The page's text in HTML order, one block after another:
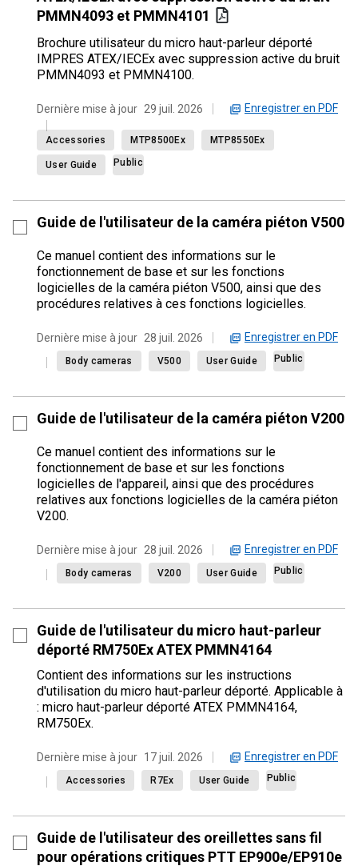
PMMN4093 et PMMN4101
Brochure utilisateur du micro haut-parleur déporté
IMPRES ATEX/IECEx avec suppression active du bruit
PMMN4093 et PMMN4100.
Dernière mise à jour 29 juil. 2026 Enregistrer en PDF
Accessories MTP8500Ex MTP8550Ex
User Guide Public
Guide de l'utilisateur de la caméra piéton V500
Ce manuel contient des informations sur le
fonctionnement de base et sur les fonctions
logicielles de la caméra piéton V500, ainsi que des
procédures relatives à ces fonctions logicielles.
Dernière mise à jour 28 juil. 2026 Enregistrer en PDF
Body cameras V500 User Guide Public
Guide de l'utilisateur de la caméra piéton V200
Ce manuel contient des informations sur le
fonctionnement de base et sur les fonctions
logicielles de l'appareil, ainsi que des procédures
relatives aux fonctions logicielles de la caméra piéton
V200.
Dernière mise à jour 28 juil. 2026 Enregistrer en PDF
Body cameras V200 User Guide Public
Guide de l'utilisateur du micro haut-parleur
déporté RM750Ex ATEX PMMN4164
Contient des informations sur les instructions
d'utilisation du micro haut-parleur déporté. Applicable à
: micro haut-parleur déporté ATEX PMMN4164,
RM750Ex.
Dernière mise à jour 17 juil. 2026 Enregistrer en PDF
Accessories R7Ex User Guide Public
Guide de l'utilisateur des oreillettes sans fil
pour opérations critiques PTT EP900e/EP910e